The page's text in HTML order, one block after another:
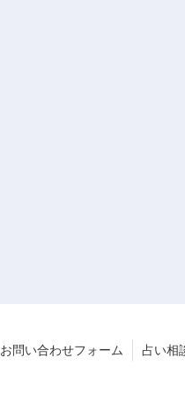
お問い合わせフォーム 占い相